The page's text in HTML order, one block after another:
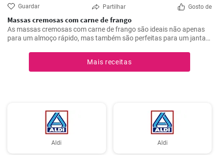
Guardar Partilhar Gosto de
Massas cremosas com carne de frango
As massas cremosas com carne de frango são ideais não apenas
para um almoço rápido, mas também são perfeitas para um jantar
Mais receitas
Aldi Aldi